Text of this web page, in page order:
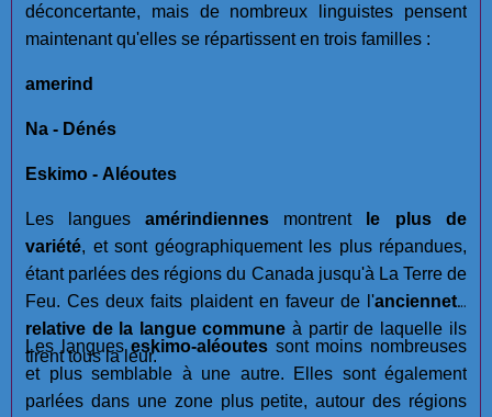
déconcertante, mais de nombreux linguistes pensent
maintenant qu'elles se répartissent en trois familles :
amerind
Na - Dénés
Eskimo - Aléoutes
Les langues amérindiennes montrent
le plus de
variété, et sont géographiquement les plus répandues,
étant parlées des régions du Canada jusqu'à La Terre de
Feu. Ces deux faits plaident en faveur de l'ancienneté
relative de la langue commune à partir de laquelle ils
tirent tous la leur.
Les langueseskimo-aléoutes sont moins nombreuses
et plus semblable à une autre. Elles sont également
parlées dans une zone plus petite, autour des régions